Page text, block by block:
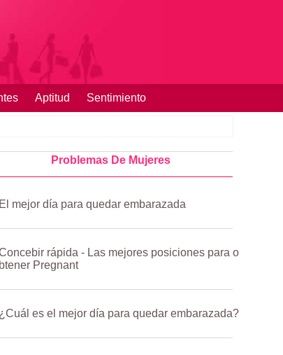
Aptitud Sentimiento
Problemas De Mujeres
El mejor día para quedar embarazada
rápida - Las mejores posiciones para o
btener Pregnant
¿Cuál es el mejor día para quedar embarazada?